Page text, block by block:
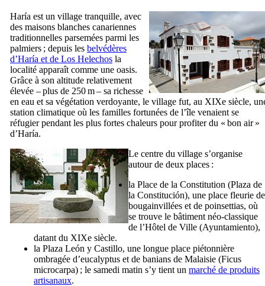
Haría est un village tranquille, avec
des maisons blanches canariennes
traditionnelles parsemées parmi les
palmiers ; depuis les belvédères
d’Haría et de Los Helechos la
localité apparaît comme une oasis.
Grâce à son altitude relativement
élevée – plus de 250 m – sa richesse
en eau et sa végétation verdoyante, le village fut, au XIXe siècle,
station climatique où les familles fortunées de l’île venaient se
réfugier pendant les plus fortes chaleurs pour profiter du « bon air »
d’Haría.
Le centre du village s’organise
autour de deux places :
la Place de la Constitution (Plaza de
la Constitución), une place fleurie de
bougainvillées et de poinsettias, où
se trouve le bâtiment néo-classique
de l’Hôtel de Ville (Ayuntamiento),
datant du XIXe siècle.
la Plaza León y Castillo, une longue place piétonnière
ombragée d’eucalyptus et de banians de Malaisie (Ficus
microcarpa) ; le samedi matin s’y tient un marché de produits
artisanaux.